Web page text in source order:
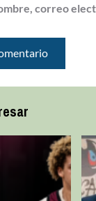
correo